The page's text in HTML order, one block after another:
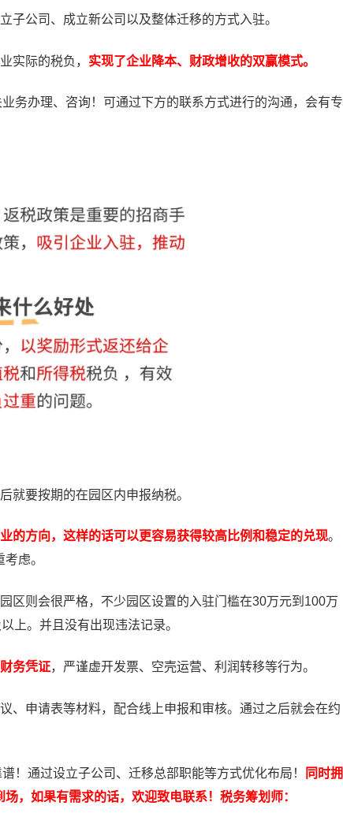
子公司、成立新公司以及整体迁移的方式入驻。
实际的税负， 实现了企业降本、财政增收的双赢模式。
务办理、咨询！可通过下方的联系方式进行的沟通，会有专
就要按期的在园区内申报纳税。
的方向，这样的话可以更容易获得较高比例和稳定的兑现。
虑。
区则会很严格，不少园区设置的入驻门槛在30万元到100万
上。并且没有出现违法记录。
务凭证，严谨虚开发票、空壳运营、利润转移等行为。
、申请表等材料，配合线上申报和审核。通过之后就会在约
通过设立子公司、迁移总部职能等方式优化布局！
同时拥
，如果有需求的话，欢迎致电联系！税务筹划师：